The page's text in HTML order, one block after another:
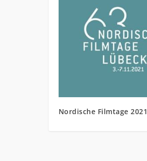
Nordische Filmtage 2021